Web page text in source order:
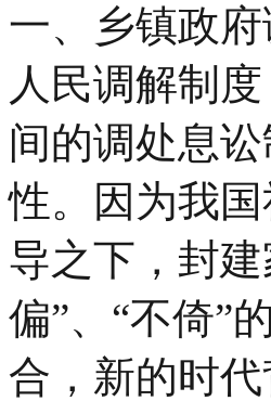
一、乡镇政
人民调解制
间的调处息
性。因为我
导之下，封
偏”、“不倚”
合，新的时